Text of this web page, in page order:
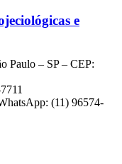
e
Paulo – SP – CEP:
(11) 96574-